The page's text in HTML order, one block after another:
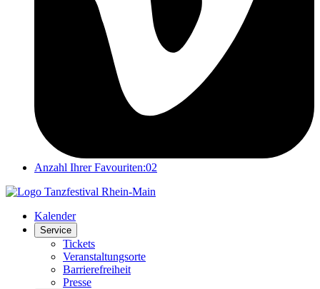
Anzahl Ihrer Favouriten:02
Kalender
Service
Tickets
Veranstaltungsorte
Barrierefreiheit
Presse